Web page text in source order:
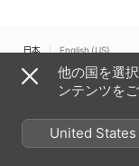
日本 English (US)
Copyright © 2026 Apple
Cookieに関する警告
サ
他の国を選
ンテンツを
United States